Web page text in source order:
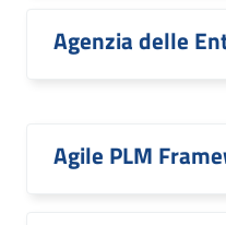
Agenzia delle
Agile PLM